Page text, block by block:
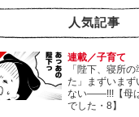
人気記事
連載／子育て
「陛下、寝所
た」まずいまず
ない――!!!【母
でした・8】